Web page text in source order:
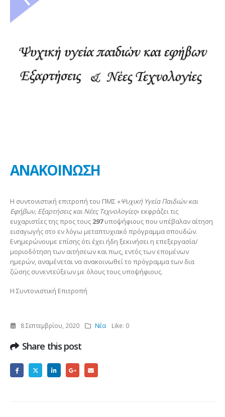
ΑΝΑΚΟΙΝΩΣΗ
Η συντονιστική επιτροπή του ΠΜΣ «Ψυχική Υγεία Παιδιών και
Εφήβων, Εξαρτήσεις και Νέες Τεχνολογίες» εκφράζει τις
ευχαριστίες της προς τους 297υποψήφιους που υπέβαλαν αίτηση
εισαγωγής στο εν λόγω μεταπτυχιακό πρόγραμμα σπουδών.
Ενημερώνουμε επίσης ότι έχει ήδη ξεκινήσει η επεξεργασία/
μοριοδότηση των αιτήσεων και πως, εντός των επομένων
ημερών, αναμένεται να ανακοινωθεί το πρόγραμμα των δια
ζώσης συνεντεύξεων με όλους τους υποψήφιους.
Η Συντονιστική Επιτροπή
8 Σεπτεμβρίου, 2020 Νέα Like: 0
Share this post